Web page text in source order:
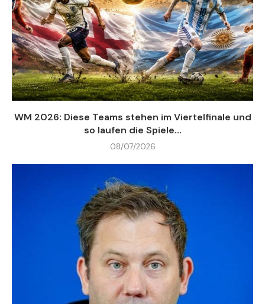
WM 2026: Diese Teams stehen im Viertelfinale und
so laufen die Spiele...
08/07/2026